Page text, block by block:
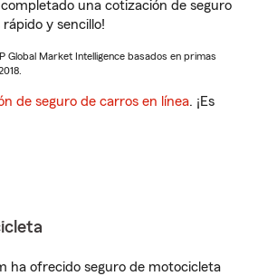
una cotización de seguro
rápido y sencillo!
Global Market Intelligence basados en primas
de seguro de carros en línea. ¡Es
ha ofrecido seguro de motocicleta